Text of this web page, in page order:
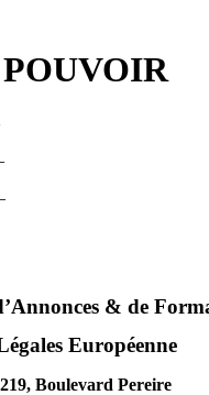
POUVOIR
& de
Européenne
219, Boulevard Pereire